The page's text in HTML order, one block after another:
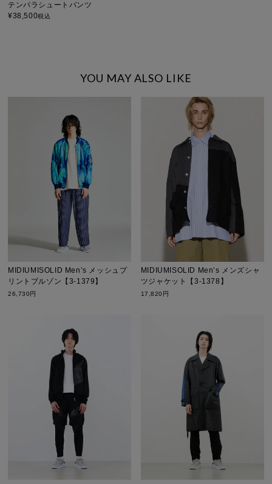
テンパラシュートパンツ
¥38,500税込
YOU MAY ALSO LIKE
MIDIUMISOLID Men’s メッシュプ
リントブルゾン【3-1379】
26,730円
MIDIUMISOLID Men’s メンズシャ
ツジャケット【3-1378】
17,820円